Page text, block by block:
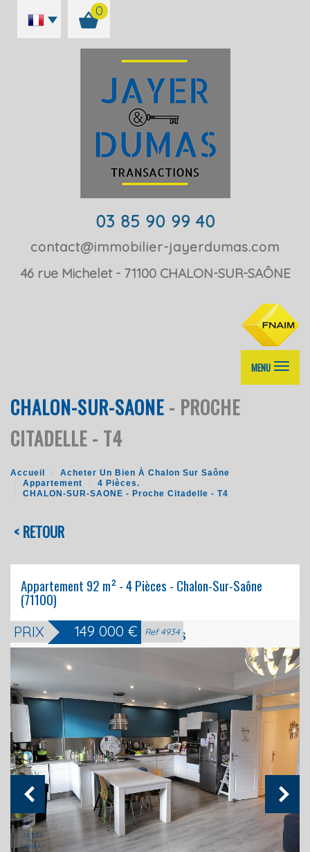
0
03 85 90 99 40
contact@immobilier-jayerdumas.com
46 rue Michelet
71100 CHALON-SUR-SAÔNE
MENU
CHALON-SUR-SAONE - PROCHE
CITADELLE - T4
Accueil
Acheter Un Bien À Chalon Sur Saône
Appartement
4 Pièces.
CHALON-SUR-SAONE - Proche Citadelle - T4
< RETOUR
Appartement 92 m² - 4 Pièces - Chalon-Sur-Saône
(71100)
PRIX 149 000 € Ref 4934
Biens vendus